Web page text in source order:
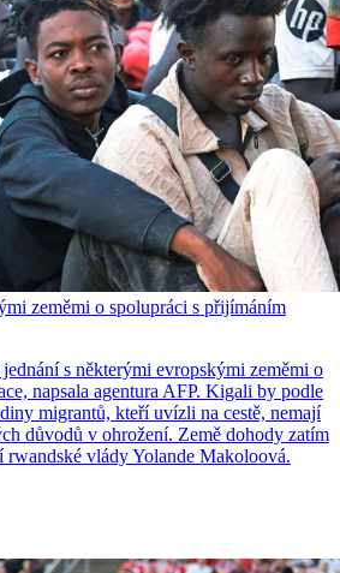
zeměmi o spolupráci s přijímáním
s některými evropskými zeměmi o
napsala agentura AFP. Kigali by podle
migrantů, kteří uvízli na cestě, nemají
důvodů v ohrožení. Země dohody zatím
rwandské vlády Yolande Makoloová.